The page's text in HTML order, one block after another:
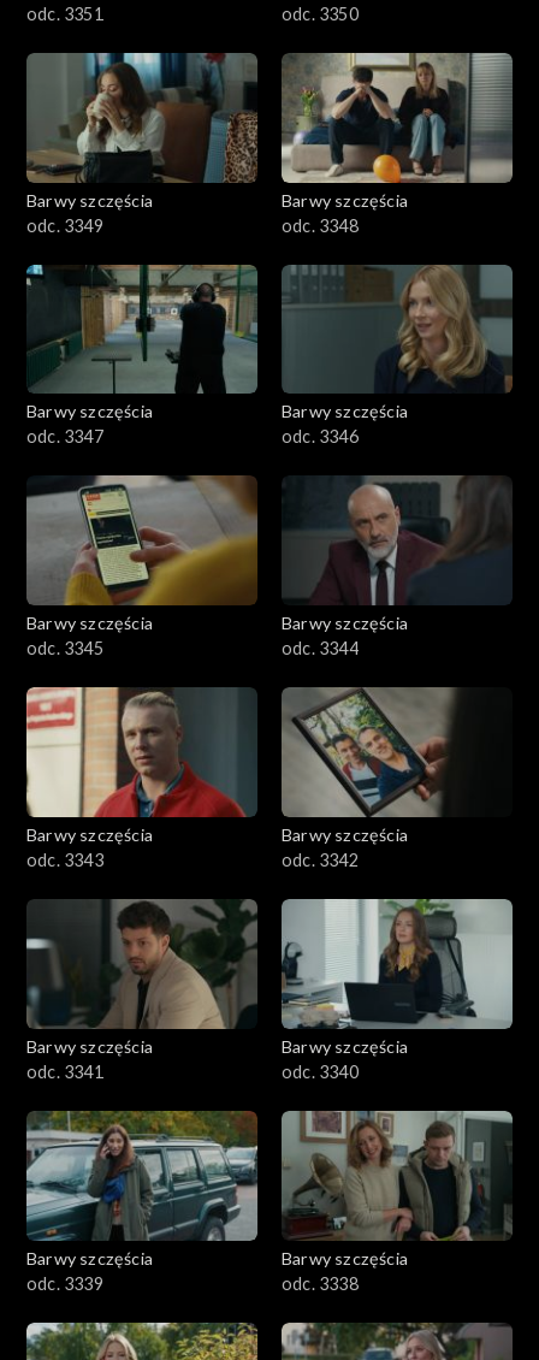
odc. 3351
odc. 3350
Barwy szczęścia
odc. 3349
Barwy szczęścia
odc. 3348
Barwy szczęścia
odc. 3347
Barwy szczęścia
odc. 3346
Barwy szczęścia
odc. 3345
Barwy szczęścia
odc. 3344
Barwy szczęścia
odc. 3343
Barwy szczęścia
odc. 3342
Barwy szczęścia
odc. 3341
Barwy szczęścia
odc. 3340
Barwy szczęścia
odc. 3339
Barwy szczęścia
odc. 3338